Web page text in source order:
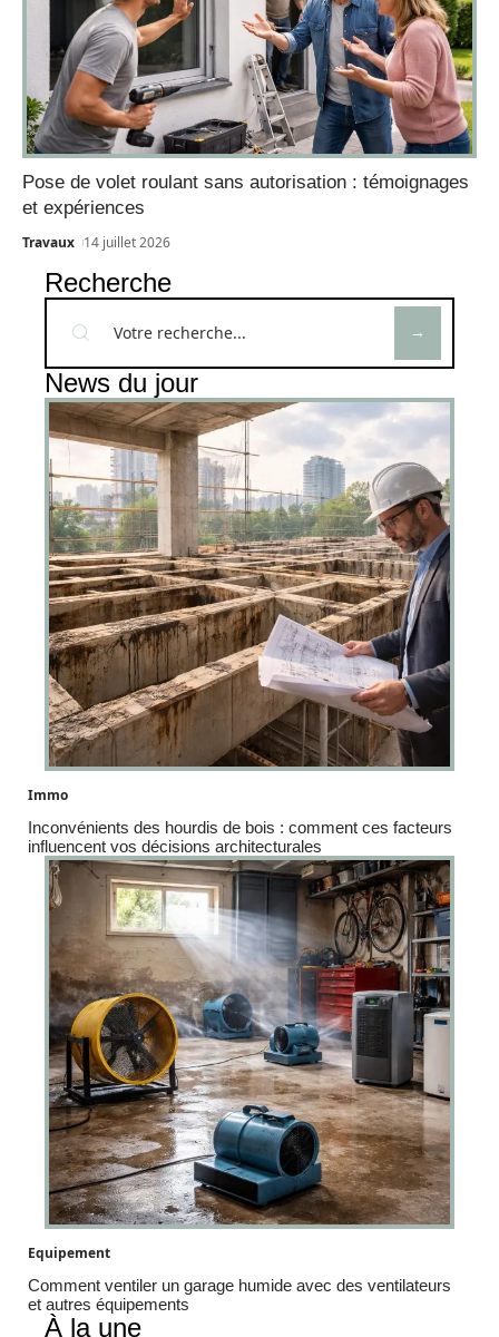
Pose de volet roulant sans autorisation : témoignages
et expériences
Travaux 14 juillet 2026
Recherche
News du jour
Immo
Inconvénients des hourdis de bois : comment ces facteurs
influencent vos décisions architecturales
Equipement
Comment ventiler un garage humide avec des ventilateurs
et autres équipements
À la une